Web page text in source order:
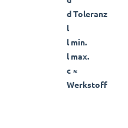
d Toleranz
l
l min.
l max.
c ≈
Werkstoff